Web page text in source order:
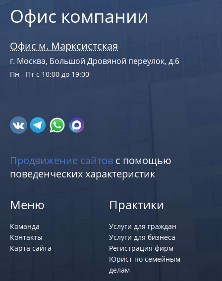
Офис компании
Офис м. Марксистская
г. Москва, Большой Дровяной переулок, д.6
Пн - Пт с 10:00 до 19:00
Продвижение сайтов с помощью
поведенческих характеристик
Меню
Команда
Контакты
Карта сайта
Практики
Услуги для граждан
Услуги для бизнеса
Регистрация фирм
Юрист по семейным
делам